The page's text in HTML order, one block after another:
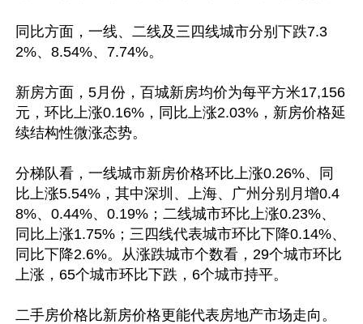
同比方面，一线、二线及三四线城市分别下跌7.3
2%、8.54%、7.74%。
新房方面，5月份，百城新房均价为每平方米17,156
元，环比上涨0.16%，同比上涨2.03%，新房价格延
续结构性微涨态势。
分梯队看，一线城市新房价格环比上涨0.26%、同
比上涨5.54%，其中深圳、上海、广州分别月增0.4
8%、0.44%、0.19%；二线城市环比上涨0.23%、
同比上涨1.75%；三四线代表城市环比下降0.14%、
同比下降2.6%。从涨跌城市个数看，29个城市环比
上涨，65个城市环比下跌，6个城市持平。
二手房价格比新房价格更能代表房地产市场走向。